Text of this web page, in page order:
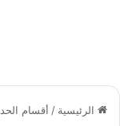
الرئيسية / أقسام